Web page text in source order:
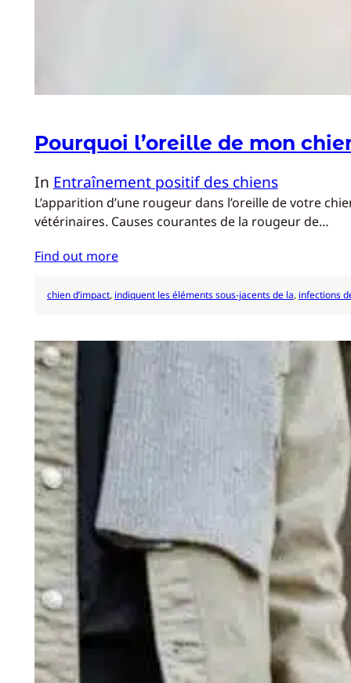
Pourquoi l’oreille de mon
In Entraînement positif des chiens
L’apparition d’une rougeur dans l’oreille de votre
vétérinaires. Causes courantes de la rougeur de…
Find out more
chien d’impact, indiquent les éléments sous-jacents de la, infections